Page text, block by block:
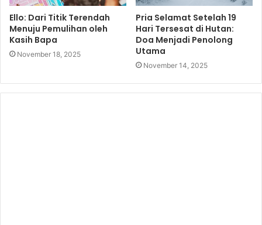
Ello: Dari Titik Terendah
Menuju Pemulihan oleh
Kasih Bapa
November 18, 2025
Pria Selamat Setelah 19
Hari Tersesat di Hutan:
Doa Menjadi Penolong
Utama
November 14, 2025